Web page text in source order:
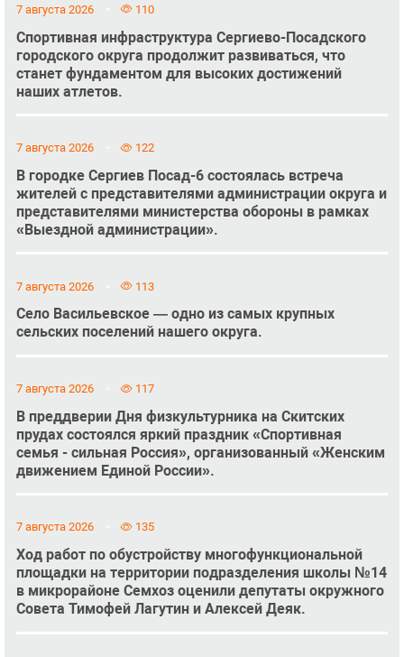
7 августа 2026 110
Спортивная инфраструктура Сергиево-Посадского
городского округа продолжит развиваться, что
станет фундаментом для высоких достижений
наших атлетов.
7 августа 2026 122
В городке Сергиев Посад-6 состоялась встреча
жителей с представителями администрации округа и
представителями министерства обороны в рамках
«Выездной администрации».
7 августа 2026 113
Село Васильевское — одно из самых крупных
сельских поселений нашего округа.
7 августа 2026 117
В преддверии Дня физкультурника на Скитских
прудах состоялся яркий праздник «Спортивная
семья - сильная Россия», организованный «Женским
движением Единой России».
7 августа 2026 135
Ход работ по обустройству многофункциональной
площадки на территории подразделения школы №14
в микрорайоне Семхоз оценили депутаты окружного
Совета Тимофей Лагутин и Алексей Деяк.